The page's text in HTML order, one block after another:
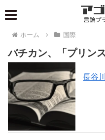
ホーム 国際
バチカン、「プリン
長谷